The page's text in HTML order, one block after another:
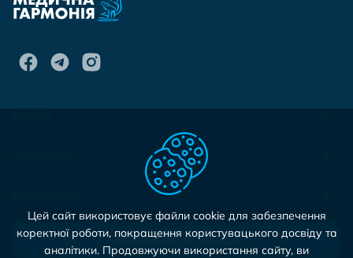
Записатися на прийом
Цей сайт використовує файли cookie для забезпечення
коректної роботи, покращення користувацького досвіду та
аналітики. Продовжуючи використання сайту, ви